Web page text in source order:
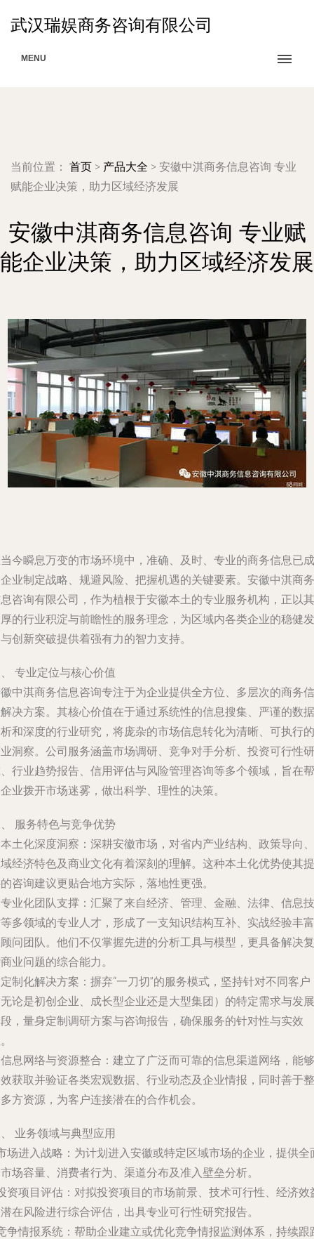
武汉瑞娱商务咨询有限公司
MENU
当前位置： 首页 > 产品大全 > 安徽中淇商务信息咨询 专业
赋能企业决策，助力区域经济发展
安徽中淇商务信息咨询 专业赋
能企业决策，助力区域经济发展
今瞬息万变的市场环境中，准确、及时、专业的商务信息已成
业制定战略、规避风险、把握机遇的关键要素。安徽中淇商务
咨询有限公司，作为植根于安徽本土的专业服务机构，正以其
的行业积淀与前瞻性的服务理念，为区域内各类企业的稳健发
创新突破提供着强有力的智力支持。
专业定位与核心价值
中淇商务信息咨询专注于为企业提供全方位、多层次的商务信
决方案。其核心价值在于通过系统性的信息搜集、严谨的数据
和深度的行业研究，将庞杂的市场信息转化为清晰、可执行的
洞察。公司服务涵盖市场调研、竞争对手分析、投资可行性研
行业趋势报告、信用评估与风险管理咨询等多个领域，旨在帮
业拨开市场迷雾，做出科学、理性的决策。
服务特色与竞争优势
本土化深度洞察 ：深耕安徽市场，对省内产业结构、政策导向、
经济特色及商业文化有着深刻的理解。这种本土化优势使其提
咨询建议更贴合地方实际，落地性更强。
专业化团队支撑 ：汇聚了来自经济、管理、金融、法律、信息技
多领域的专业人才，形成了一支知识结构互补、实战经验丰富
问团队。他们不仅掌握先进的分析工具与模型，更具备解决复
业问题的综合能力。
定制化解决方案 ：摒弃“一刀切”的服务模式，坚持针对不同客户
论是初创企业、成长型企业还是大型集团）的特定需求与发展
，量身定制调研方案与咨询报告，确保服务的针对性与实效
信息网络与资源整合 ：建立了广泛而可靠的信息渠道网络，能够
获取并验证各类宏观数据、行业动态及企业情报，同时善于整
方资源，为客户连接潜在的合作机会。
业务领域与典型应用
场进入战略 ：为计划进入安徽或特定区域市场的企业，提供全
场容量、消费者行为、渠道分布及准入壁垒分析。
资项目评估 ：对拟投资项目的市场前景、技术可行性、经济效
在风险进行综合评估，出具专业可行性研究报告。
争情报系统 ：帮助企业建立或优化竞争情报监测体系，持续跟